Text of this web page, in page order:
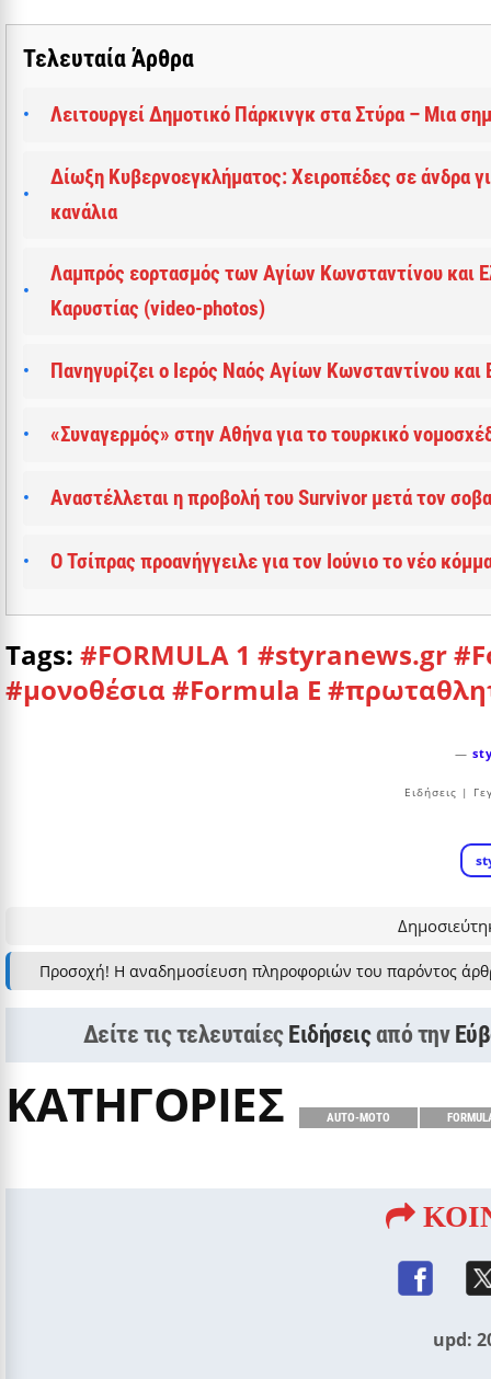
Τελευταία Άρθρα
Λειτουργεί Δημοτικό Πάρκινγκ στα Στύρα – Μια
Δίωξη Κυβερνοεγκλήματος: Χειροπέδες σε άνδρα
κανάλια
Λαμπρός εορτασμός των Αγίων Κωνσταντίνου και
Καρυστίας (video-photos)
Πανηγυρίζει ο Ιερός Ναός Αγίων Κωνσταντίνου
«Συναγερμός» στην Αθήνα για το τουρκικό
Αναστέλλεται η προβολή του Survivor μετά τον
Ο Τσίπρας προανήγγειλε για τον Ιούνιο το νέο
Tags: #FORMULA 1 #styranews.gr
#μονοθέσια #Formula E
—
Ειδήσεις |
Προσοχή! Η αναδημοσίευση πληροφοριών του παρόντος
Δείτε τις τελευταίες Ειδήσειςαπό την
ΚΑΤΗΓΟΡΙΕΣ AUTO-MOTO
upd: